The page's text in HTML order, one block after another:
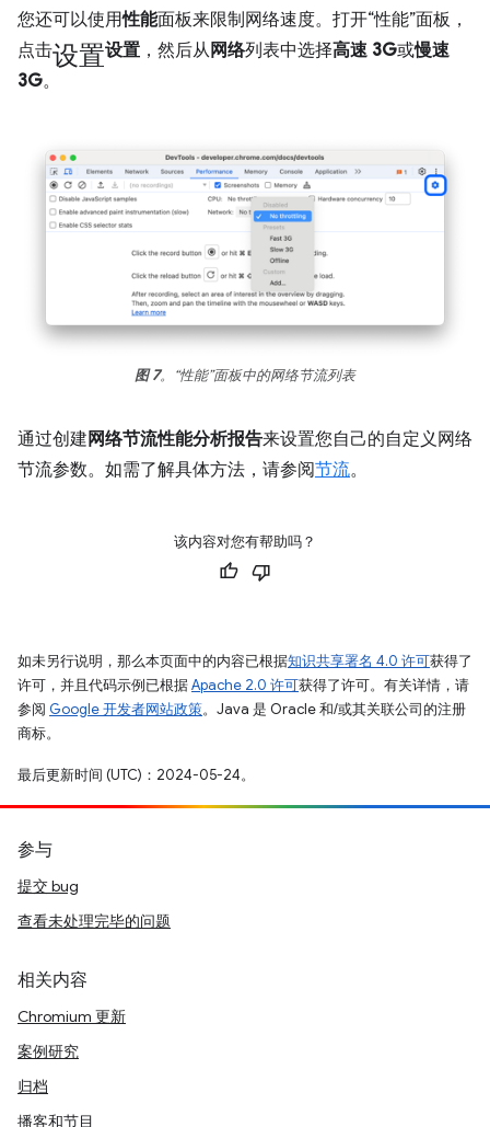
您还可以使用性能面板来限制网络速度。打开“性能”面板，
点击设置设置 ，然后从网络列表中选择高速 3G或慢速
3G。
图 7。“性能”面板中的网络节流列表
通过创建 网络节流性能分析报告来设置您自己的自定义网络
节流参数。如需了解具体方法，请参阅节流。
该内容对您有帮助吗？
如未另行说明，那么本页面中的内容已根据知识共享署名 4.0 许可获得了
许可，并且代码示例已根据Apache 2.0 许可获得了许可。有关详情，请
参阅 Google 开发者网站政策。Java 是 Oracle 和/或其关联公司的注册
商标。
最后更新时间 (UTC)：2024-05-24。
参与
提交 bug
查看未处理完毕的问题
相关内容
Chromium 更新
案例研究
归档
播客和节目